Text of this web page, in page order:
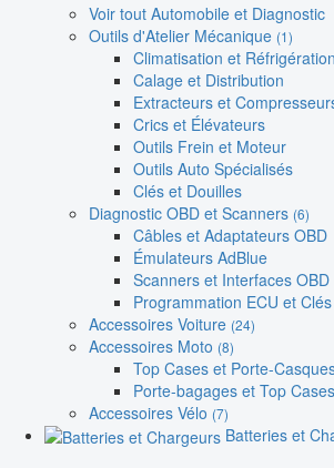
Voir tout Automobile et Diagnostic
Outils d'Atelier Mécanique (1)
Climatisation et Réfrigération
Calage et Distribution
Extracteurs et
Crics et Élévateurs
Outils Frein et Moteur
Outils Auto Spécialisés
Clés et Douilles
Diagnostic OBD et Scanners (6)
Câbles et Adaptateurs OBD
Émulateurs AdBlue
Scanners et Interfaces OBD
Programmation ECU et Clés
Accessoires Voiture (24)
Accessoires Moto (8)
Top Cases et Porte-
Porte-bagages et Top Cases
Accessoires Vélo (7)
Batteries et